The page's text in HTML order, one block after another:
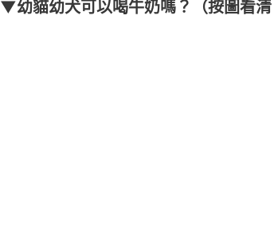
▼幼貓幼犬可以喝牛奶嗎？（按圖看清！